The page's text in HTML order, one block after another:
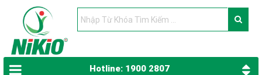
Hotline: 1900 2807